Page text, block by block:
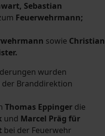
Sebastian
Feuerwehrmann;
sowie Christian
wurden
Branddirektion
Thomas Eppinger die
und Marcel Präg für
bei der Feuerwehr